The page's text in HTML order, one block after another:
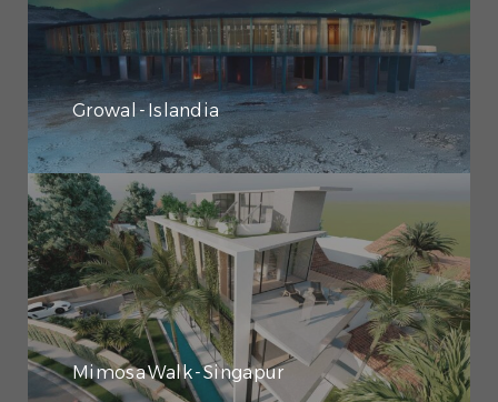
Growal - Islandia
Mimosa Walk - Singapur